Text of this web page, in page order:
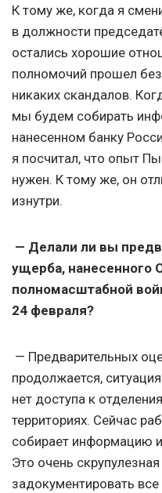
К тому же, когда я
в должности
остались хорошие
полномочий прошел
никаких скандалов.
мы будем собирать
нанесенном банку
я посчитал, что опыт
нужен. К тому же, он
изнутри.
— Делали ли вы
ущерба, нанесенного
полномасштабной
24 февраля?
— Предварительных
продолжается,
нет доступа к
территориях. Сейчас
собирает информацию
Это очень
задокументировать все